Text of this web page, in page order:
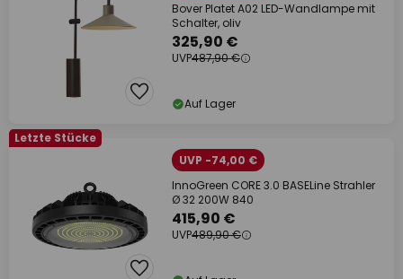
Bover Platet A02 LED-Wandlampe mit
Schalter, oliv
325,90 €
UVP487,90 €
Auf Lager
Letzte Stücke
UVP -74,00 €
InnoGreen CORE 3.0 BASELine Strahler
Ø 32 200W 840
415,90 €
UVP489,90 €